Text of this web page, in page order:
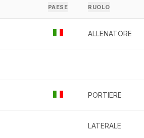
PAESE RUOLO
ALLENATORE
PORTIERE
LATERALE